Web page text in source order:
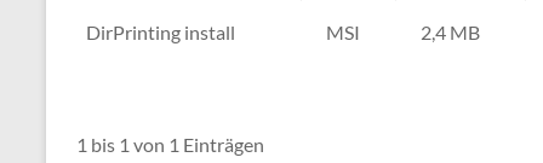
DirPrinting install
MSI 2,4 MB
1 bis 1 von 1 Einträgen